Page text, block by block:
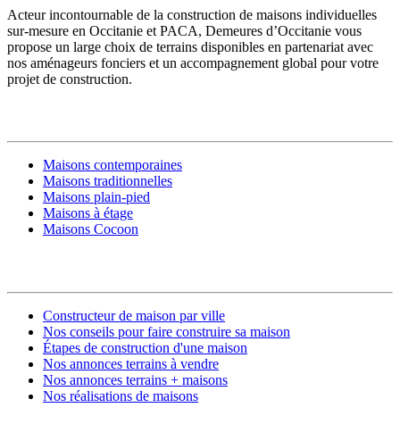
Acteur incontournable de la construction de maisons individuelles
sur-mesure en Occitanie et PACA, Demeures d’Occitanie vous
propose un large choix de terrains disponibles en partenariat avec
nos aménageurs fonciers et un accompagnement global pour votre
projet de construction.
Maisons contemporaines
Maisons traditionnelles
Maisons plain-pied
Maisons à étage
Maisons Cocoon
Constructeur de maison par ville
Nos conseils pour faire construire sa maison
Étapes de construction d'une maison
Nos annonces terrains à vendre
Nos annonces terrains + maisons
Nos réalisations de maisons